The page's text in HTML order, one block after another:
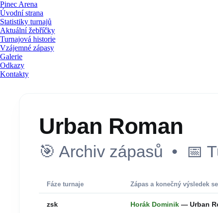
Pinec Arena
Úvodní strana
Statistiky turnajů
Aktuální žebříčky
Turnajová historie
Vzájemné zápasy
Galerie
Odkazy
Kontakty
Urban Roman
🎯 Archiv zápasů • 📅
Fáze turnaje Zápas a konečný výsledek
zsk Horák Dominik — Urban